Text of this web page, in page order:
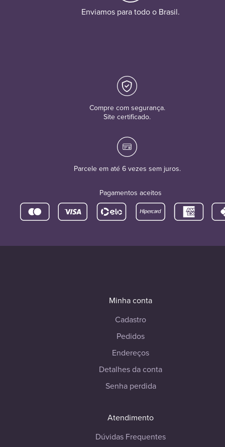
Enviamos para todo o Brasil.
Compre com segurança.
Site certificado.
Parcele em até 6 vezes sem juros.
Pagamentos aceitos
Minha conta
Cadastro
Pedidos
Endereços
Detalhes da conta
Senha perdida
Atendimento
Dúvidas Frequentes